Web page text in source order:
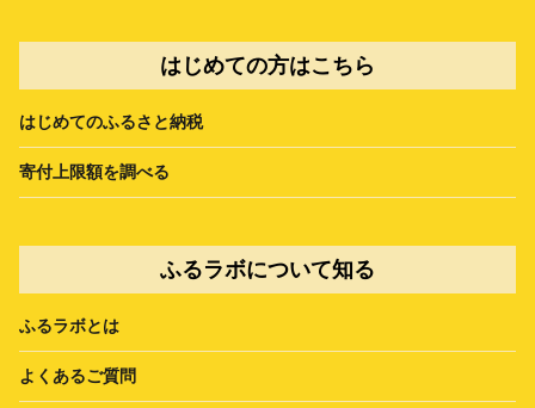
はじめての方はこちら
はじめてのふるさと納税
寄付上限額を調べる
ふるラボについて知る
ふるラボとは
よくあるご質問